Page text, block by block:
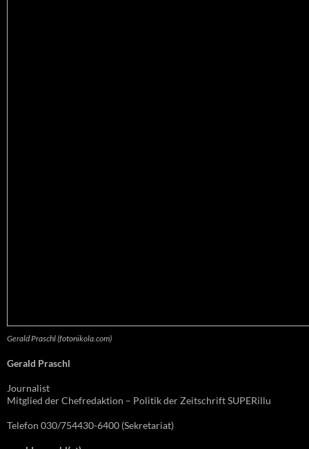
Gerald Praschl (fotonikola.com)
Gerald Praschl
Journalist
Mitglied der Chefredaktion – Politik der Zeitschrift SUPERillu
Telefon 030/754430-6400 (Sekretariat)